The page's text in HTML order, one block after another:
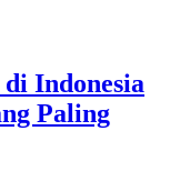
Indonesia
Paling